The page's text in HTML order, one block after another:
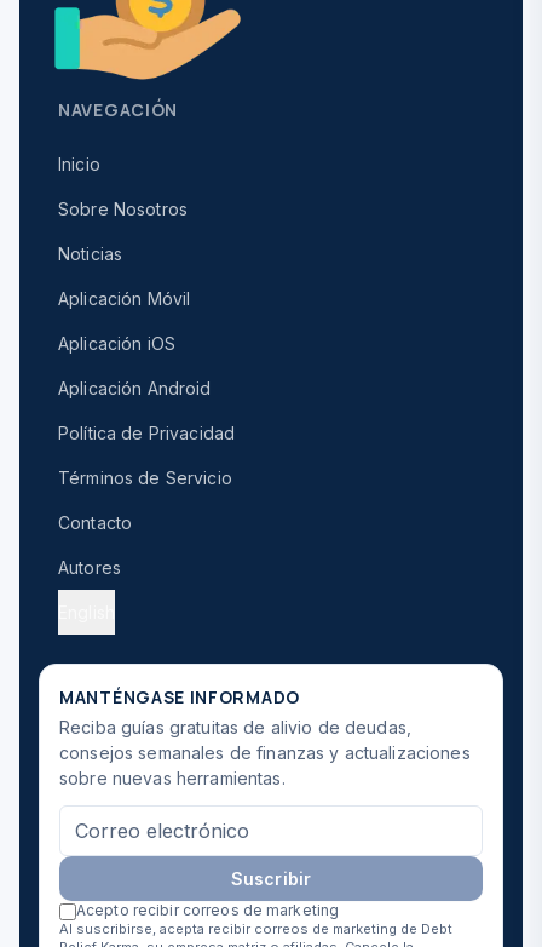
NAVEGACIÓN
Inicio
Sobre Nosotros
Noticias
Aplicación Móvil
Aplicación iOS
Aplicación Android
Política de Privacidad
Términos de Servicio
Contacto
Autores
MANTÉNGASE INFORMADO
Reciba guías gratuitas de alivio de deudas,
consejos semanales de finanzas y actualizaciones
sobre nuevas herramientas.
Suscribir
Acepto recibir correos de marketing
Al suscribirse, acepta recibir correos de marketing de Debt